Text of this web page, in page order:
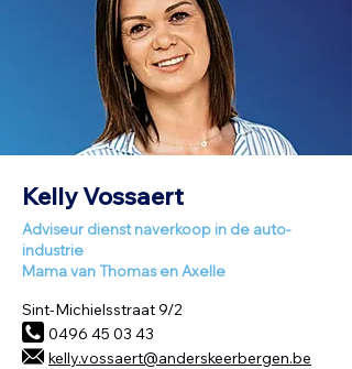
Kelly Vossaert
Adviseur dienst naverkoop in de auto-
industrie
Mama van Thomas en Axelle
Sint-Michielsstraat 9/2
0496 45 03 43
kelly.vossaert@anderskeerbergen.be